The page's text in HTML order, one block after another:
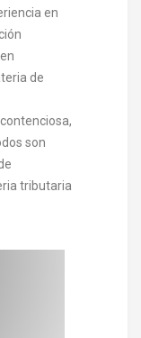
en
de
son
tributaria